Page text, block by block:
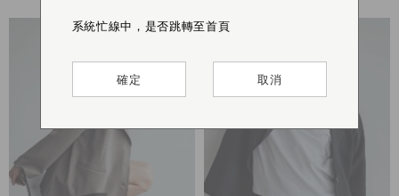
系統忙線中，是否跳轉至首頁
確定 取消
系統忙線中，是否跳轉至首頁
確定 取消
系統忙線中，是否跳轉至首頁
確定 取消
系統忙線中，是否跳轉至首頁
確定 取消